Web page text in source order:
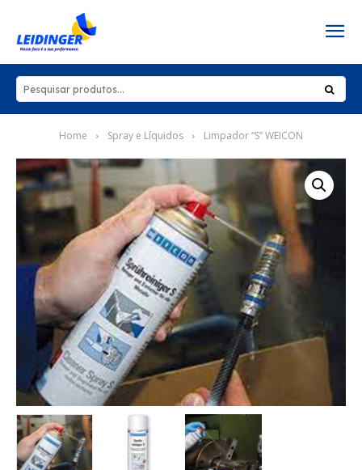
Home Spray e Líquidos Limpador “S” WEICON